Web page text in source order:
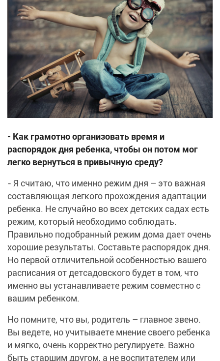
- Как грамотно организовать время и
распорядок дня ребенка, чтобы он потом мог
легко вернуться в привычную среду?
- Я считаю, что именно режим дня – это важная
составляющая легкого прохождения адаптации
ребенка. Не случайно во всех детских садах есть
режим, который необходимо соблюдать.
Правильно подобранный режим дома дает очень
хорошие результаты. Составьте распорядок дня.
Но первой отличительной особенностью вашего
расписания от детсадовского будет в том, что
именно вы устанавливаете режим совместно с
вашим ребенком.
Но помните, что вы, родитель – главное звено.
Вы ведете, но учитываете мнение своего ребенка
и мягко, очень корректно регулируете. Важно
быть старшим другом, а не воспитателем или